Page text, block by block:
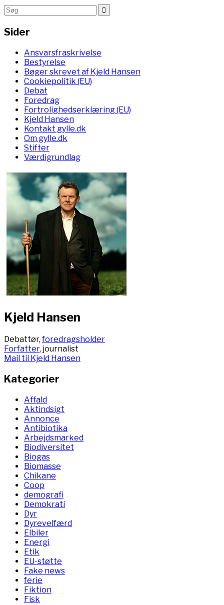
Sider
Ansvarsfraskrivelse
Bestyrelse
Bøger skrevet af Kjeld Hansen
Cookiepolitik (EU)
Debat
Foredrag
Fortrolighedserklæring (EU)
Kjeld Hansen
Kontakt gylle.dk
Om gylle.dk
Stifter
Værdigrundlag
Kjeld Hansen
Debattør,foredragsholder
Forfatter, journalist
Mail til Kjeld Hansen
Kategorier
Affald
Aktindsigt
Annonce
Antibiotika
Arbejdsmarked
Biodiversitet
Biogas
Biomasse
Chikane
Coop
demografi
Demokrati
Dyr
Dyrevelfærd
Elbiler
Energi
Etik
EU-støtte
Fake news
ferie
Fiktion
Fisk